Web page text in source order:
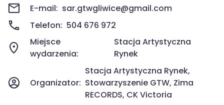
E-mail: sar.gtwgliwice@gmail.com
Telefon: 504 676 972
Miejsce
wydarzenia:
Stacja Artystyczna
Rynek
Organizator:
Stacja Artystyczna Rynek,
Stowarzyszenie GTW, Zima
RECORDS, CK Victoria